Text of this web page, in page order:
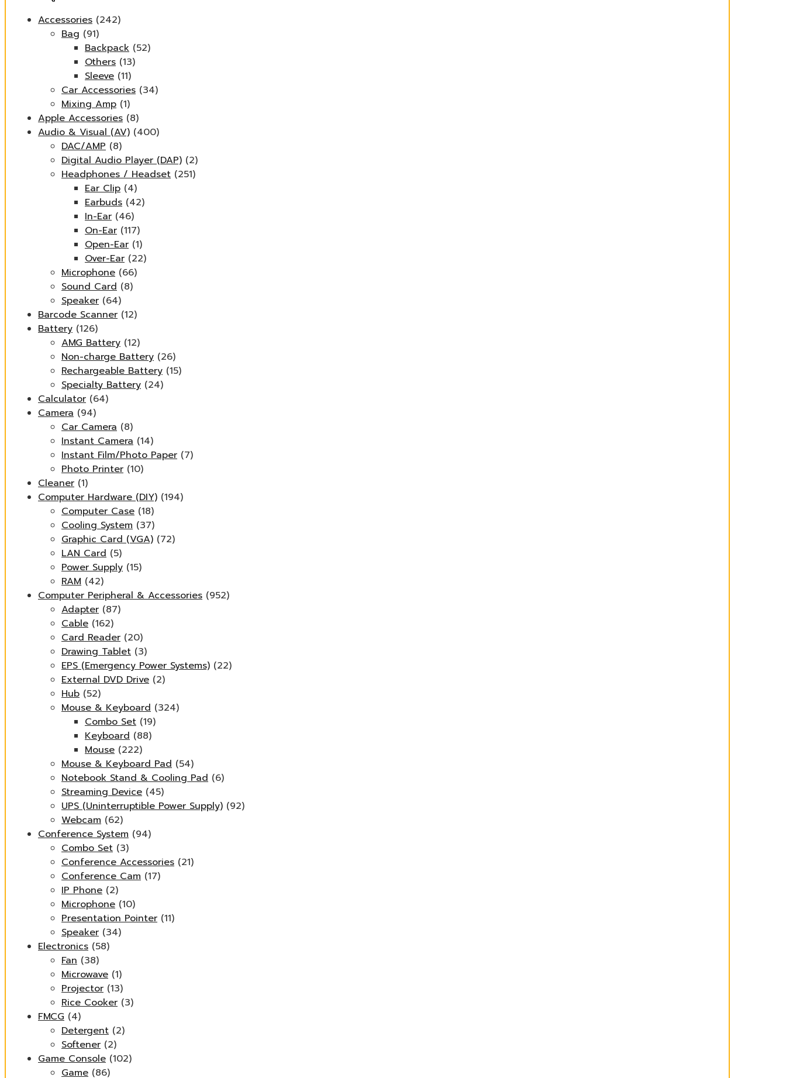
Accessories (242)
Bag (91)
Backpack (52)
Others (13)
Sleeve (11)
Car Accessories (34)
Mixing Amp (1)
Apple Accessories (8)
Audio & Visual (AV) (400)
DAC/AMP (8)
Digital Audio Player (DAP) (2)
Headphones / Headset (251)
Ear Clip (4)
Earbuds (42)
In-Ear (46)
On-Ear (117)
Open-Ear (1)
Over-Ear (22)
Microphone (66)
Sound Card (8)
Speaker (64)
Barcode Scanner (12)
Battery (126)
AMG Battery (12)
Non-charge Battery (26)
Rechargeable Battery (15)
Specialty Battery (24)
Calculator (64)
Camera (94)
Car Camera (8)
Instant Camera (14)
Instant Film/Photo Paper (7)
Photo Printer (10)
Cleaner (1)
Computer Hardware (DIY) (194)
Computer Case (18)
Cooling System (37)
Graphic Card (VGA) (72)
LAN Card (5)
Power Supply (15)
RAM (42)
Computer Peripheral & Accessories (952)
Adapter (87)
Cable (162)
Card Reader (20)
Drawing Tablet (3)
EPS (Emergency Power Systems) (22)
External DVD Drive (2)
Hub (52)
Mouse & Keyboard (324)
Combo Set (19)
Keyboard (88)
Mouse (222)
Mouse & Keyboard Pad (54)
Notebook Stand & Cooling Pad (6)
Streaming Device (45)
UPS (Uninterruptible Power Supply) (92)
Webcam (62)
Conference System (94)
Combo Set (3)
Conference Accessories (21)
Conference Cam (17)
IP Phone (2)
Microphone (10)
Presentation Pointer (11)
Speaker (34)
Electronics (58)
Fan (38)
Microwave (1)
Projector (13)
Rice Cooker (3)
FMCG (4)
Detergent (2)
Softener (2)
Game Console (102)
Game (86)